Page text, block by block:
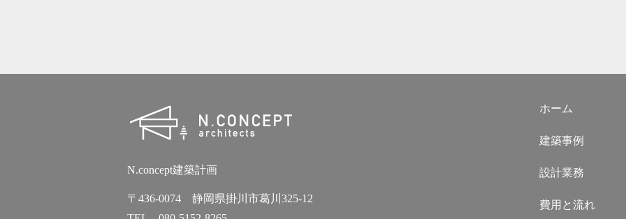
N.concept建築計画
〒436-0074 静岡県掛川市葛川325-12
ホーム
建築事例
設計業務
費用と流れ